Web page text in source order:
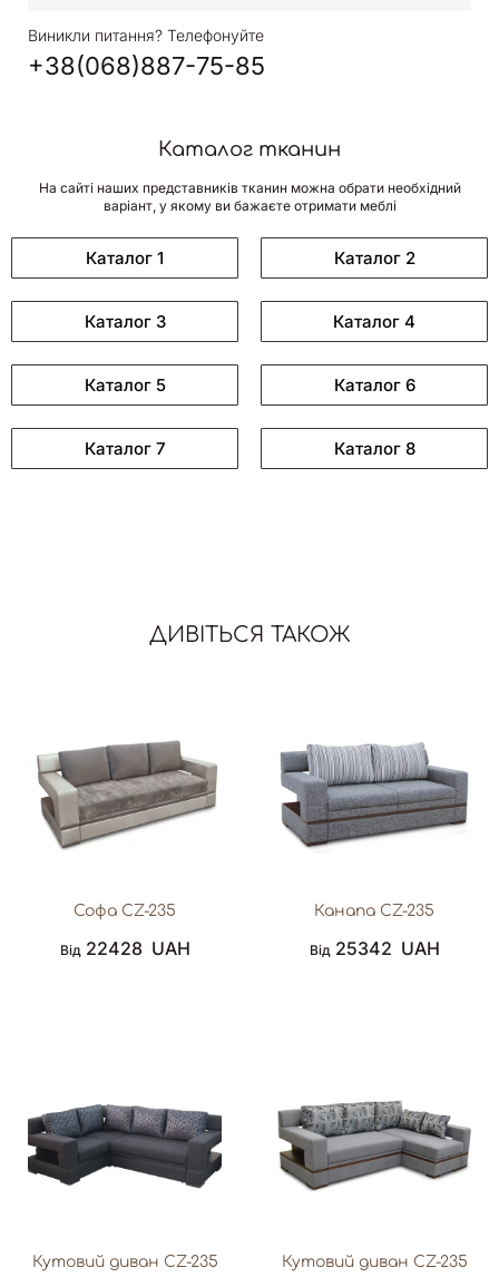
Виникли питання? Телефонуйте
+38(068)887-75-85
Каталог тканин
На сайті наших представників тканин можна обрати необхідний
варіант, у якому ви бажаєте отримати меблі
Каталог 1 Каталог 2
Каталог 3 Каталог 4
Каталог 5 Каталог 6
Каталог 7 Каталог 8
ДИВІТЬСЯ ТАКОЖ
Софа CZ-235
Від 22428 UAH
Канапа CZ-235
Від 25342 UAH
Кутовий диван CZ-235
Кутовий диван CZ-235